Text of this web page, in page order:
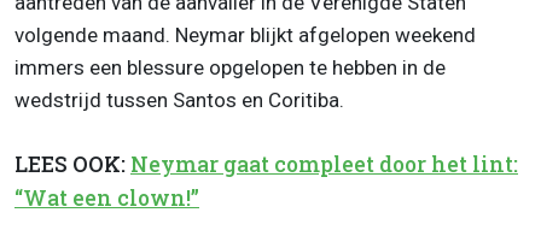
volgende maand. Neymar blijkt afgelopen weekend
immers een blessure opgelopen te hebben in de
wedstrijd tussen Santos en Coritiba.
LEES OOK: Neymar gaat compleet door het lint:
“Wat een clown!”